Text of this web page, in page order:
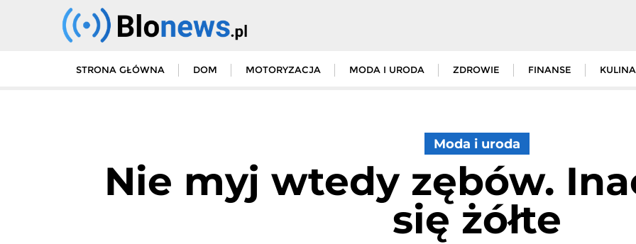
STRONA GŁÓWNA DOM MOTORYZACJA MODA I URODA ZDROWIE FINANSE
Moda i uroda
Nie myj wtedy zębów.
się żółte